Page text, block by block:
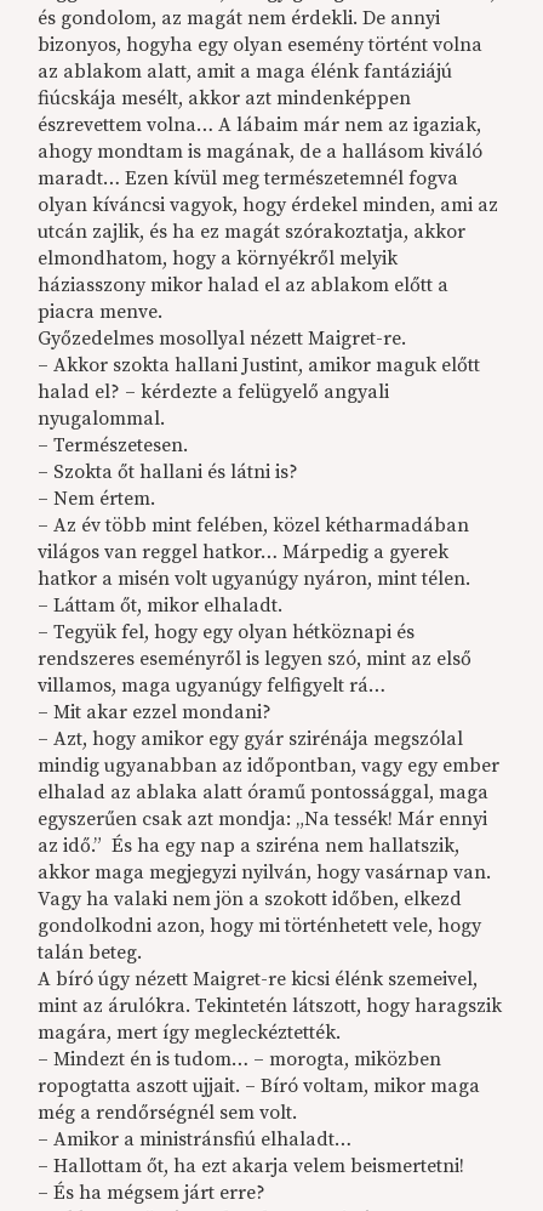
és gondolom, az magát nem érdekli. De annyi
bizonyos, hogyha egy olyan esemény történt volna
az ablakom alatt, amit a maga élénk fantáziájú
fiúcskája mesélt, akkor azt mindenképpen
észrevettem volna… A lábaim már nem az igaziak,
ahogy mondtam is magának, de a hallásom kiváló
maradt… Ezen kívül meg természetemnél fogva
olyan kíváncsi vagyok, hogy érdekel minden, ami az
utcán zajlik, és ha ez magát szórakoztatja, akkor
elmondhatom, hogy a környékről melyik
háziasszony mikor halad el az ablakom előtt a
piacra menve.
Győzedelmes mosollyal nézett Maigret-re.
– Akkor szokta hallani Justint, amikor maguk előtt
halad el? – kérdezte a felügyelő angyali
nyugalommal.
– Természetesen.
– Szokta őt hallani és látni is?
– Nem értem.
– Az év több mint felében, közel kétharmadában
világos van reggel hatkor… Márpedig a gyerek
hatkor a misén volt ugyanúgy nyáron, mint télen.
– Láttam őt, mikor elhaladt.
– Tegyük fel, hogy egy olyan hétköznapi és
rendszeres eseményről is legyen szó, mint az első
villamos, maga ugyanúgy felfigyelt rá…
– Mit akar ezzel mondani?
– Azt, hogy amikor egy gyár szirénája megszólal
mindig ugyanabban az időpontban, vagy egy ember
elhalad az ablaka alatt óramű pontossággal, maga
egyszerűen csak azt mondja: „Na tessék! Már ennyi
az idő.” És ha egy nap a sziréna nem hallatszik,
akkor maga megjegyzi nyilván, hogy vasárnap van.
Vagy ha valaki nem jön a szokott időben, elkezd
gondolkodni azon, hogy mi történhetett vele, hogy
talán beteg.
A bíró úgy nézett Maigret-re kicsi élénk szemeivel,
mint az árulókra. Tekintetén látszott, hogy haragszik
magára, mert így megleckéztették.
– Mindezt én is tudom… – morogta, miközben
ropogtatta aszott ujjait. – Bíró voltam, mikor maga
még a rendőrségnél sem volt.
– Amikor a ministránsfiú elhaladt…
– Hallottam őt, ha ezt akarja velem beismertetni!
– És ha mégsem járt erre?